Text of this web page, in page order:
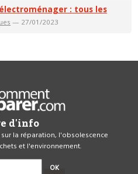
: tous les
— 27/01/2023
d'info
la réparation, l'obsolescence
et l'environnement.
OK